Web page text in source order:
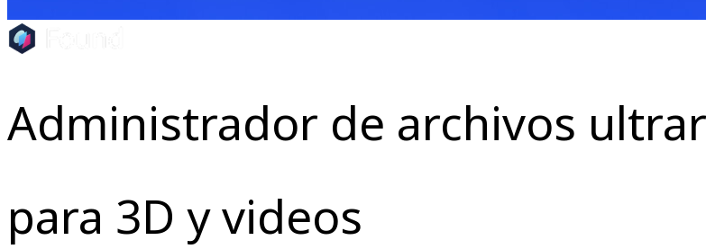
Administrador de archivos
para 3D y videos